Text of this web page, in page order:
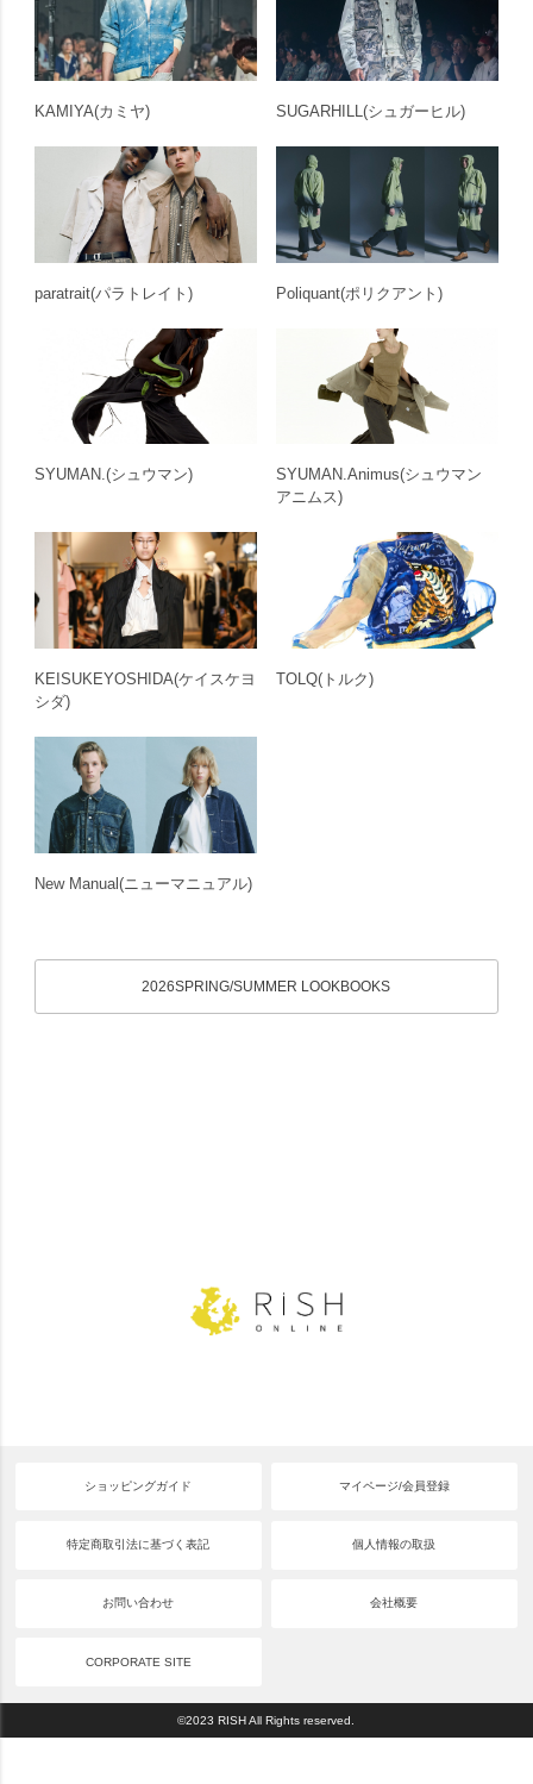
KAMIYA(カミヤ) SUGARHILL(シュガーヒル)
paratrait(パラトレイト) Poliquant(ポリクアント)
SYUMAN.(シュウマン) SYUMAN.Animus(シュウマン
アニムス)
KEISUKEYOSHIDA(ケイスケヨ
シダ)
TOLQ(トルク)
New Manual(ニューマニュアル)
2026SPRING/SUMMER LOOKBOOKS
ショッピングガイド マイページ/会員登録
特定商取引法に基づく表記 個人情報の取扱
お問い合わせ 会社概要
CORPORATE SITE
©2023 RISH All Rights reserved.